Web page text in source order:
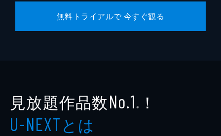
無料トライアルで 今すぐ観る
見放題作品数No.1 ※ ！
U-NEXTとは